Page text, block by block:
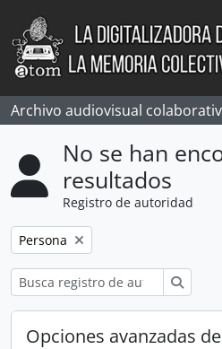
Skip to main content
Archivo audiovisual
No se han
resultados
Registro de autoridad
Remove filter:
Persona
Opciones avanzadas